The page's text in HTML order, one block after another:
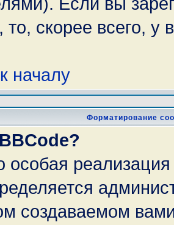
то, скорее всего,
началу
Форматирование
особая
создаваемом